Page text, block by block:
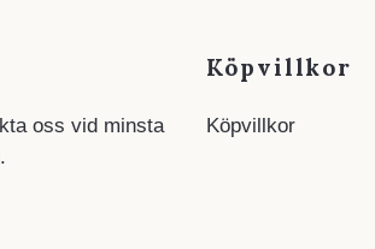
oss vid minsta
Köpvillkor
Köpvillkor